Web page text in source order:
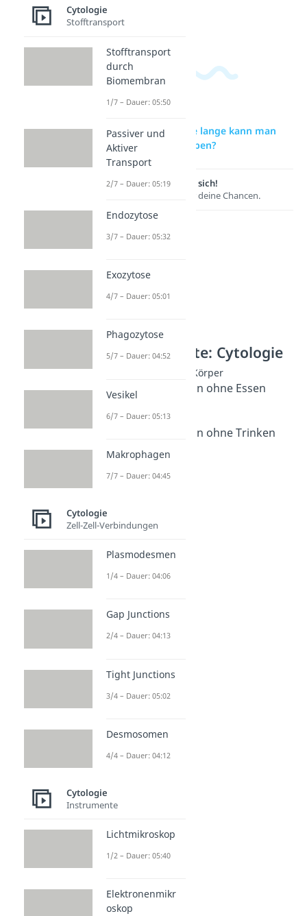
n?
Dauer: 01:56
zur Videoseite: Wie lange kann man
ohne Essen überleben?
Lernen lohnt sich!
Entdecke hier deine Chancen.
Weitere Inhalte: Cytologie
Wissenswertes zum Körper
Wie lange kann man ohne Essen
Dauer: 04:27
Wie lange kann man ohne Trinken
überleben?
Dauer: 01:56
Sterbeprozess
Cytologie
Stofftransport
Stofftransport
durch
Biomembran
1/7 – Dauer: 05:50
Passiver und
Aktiver
Transport
2/7 – Dauer: 05:19
Endozytose
3/7 – Dauer: 05:32
Exozytose
4/7 – Dauer: 05:01
Phagozytose
5/7 – Dauer: 04:52
Vesikel
6/7 – Dauer: 05:13
Makrophagen
7/7 – Dauer: 04:45
Cytologie
Zell-Zell-Verbindungen
Plasmodesmen
1/4 – Dauer: 04:06
Gap Junctions
2/4 – Dauer: 04:13
Tight Junctions
3/4 – Dauer: 05:02
Desmosomen
4/4 – Dauer: 04:12
Cytologie
Instrumente
Lichtmikroskop
1/2 – Dauer: 05:40
Elektronenmikr
oskop